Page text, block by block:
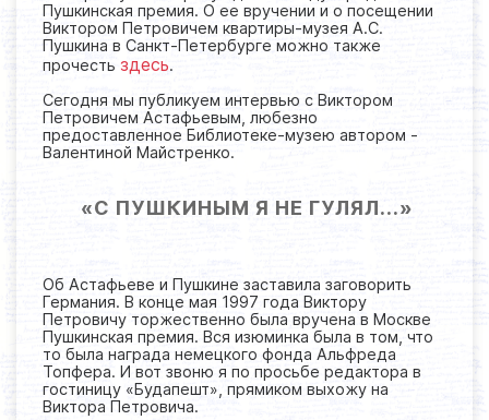
Пушкинская премия. О ее вручении и о посещении
Виктором Петровичем квартиры-музея А.С.
Пушкина в Санкт-Петербурге можно также
прочесть здесь.
Сегодня мы публикуем интервью с Виктором
Петровичем Астафьевым, любезно
предоставленное Библиотеке-музею автором -
Валентиной Майстренко.
«С ПУШКИНЫМ Я НЕ ГУЛЯЛ...»
Об Астафьеве и Пушкине заставила заговорить
Германия. В конце мая 1997 года Виктору
Петровичу торжественно была вручена в Москве
Пушкинская премия. Вся изюминка была в том, что
то была награда немецкого фонда Альфреда
Топфера. И вот звоню я по просьбе редактора в
гостиницу «Будапешт», прямиком выхожу на
Виктора Петровича.